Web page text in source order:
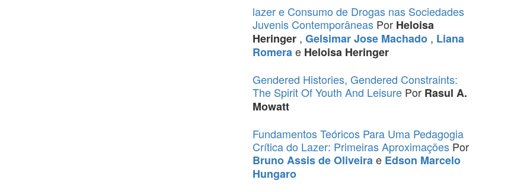
lazer e Consumo de Drogas nas Sociedades
Juvenis Contemporâneas Por Heloisa
Heringer, Gelsimar Jose Machado , Liana
Romera e Heloisa Heringer
Gendered Histories, Gendered Constraints:
The Spirit Of Youth And Leisure Por Rasul A.
Mowatt
Fundamentos Teóricos Para Uma Pedagogia
Crítica do Lazer: Primeiras Aproximações Por
Bruno Assis de Oliveira e Edson Marcelo
Hungaro